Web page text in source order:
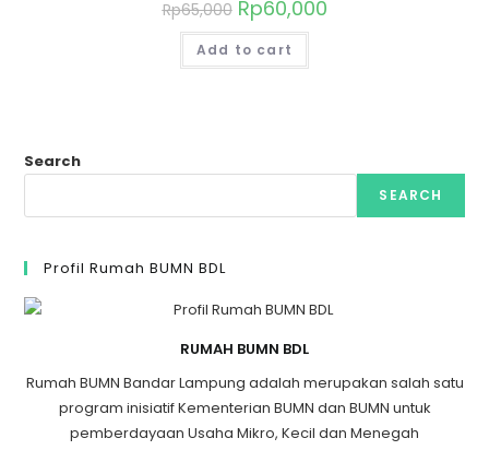
Rp65,000 Rp60,000
Add to cart
Search
SEARCH
Profil Rumah BUMN BDL
RUMAH BUMN BDL
Rumah BUMN Bandar Lampung adalah merupakan salah satu
program inisiatif Kementerian BUMN dan BUMN untuk
pemberdayaan Usaha Mikro, Kecil dan Menegah